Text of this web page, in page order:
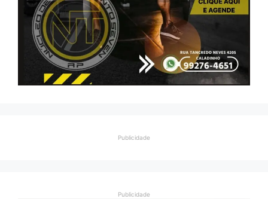
Publicidade
Publicidade